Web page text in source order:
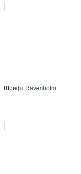
Шрифт Ravenholm